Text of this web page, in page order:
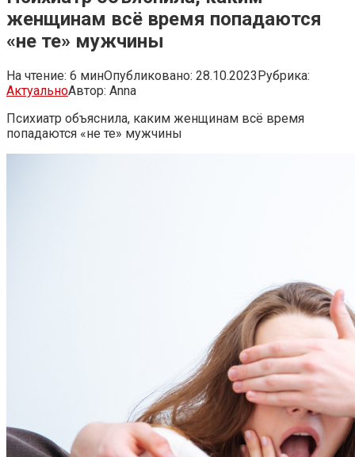
женщинам всё время попадаются
«не те» мужчины
На чтение: 6 минОпубликовано: 28.10.2023Рубрика:
АктуальноАвтор: Anna
Психиатр объяснила, каким женщинам всё время
попадаются «не те» мужчины